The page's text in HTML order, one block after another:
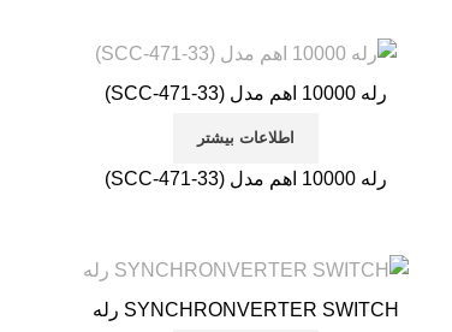
رله 10000 اهم مدل (33-SCC-471)
اطلاعات بیشتر
رله 10000 اهم مدل (33-SCC-471)
SYNCHRONVERTER SWITCH رله